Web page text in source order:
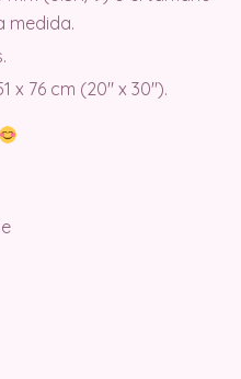
medida.
x 76 cm (20″ x 30″).